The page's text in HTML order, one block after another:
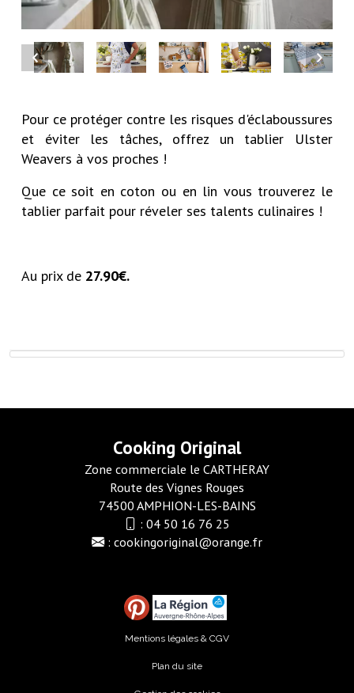
Pour ce protéger contre les risques d'éclaboussures
et éviter les tâches, offrez un tablier Ulster
Weavers à vos proches !
Que ce soit en coton ou en lin vous trouverez le
tablier parfait pour réveler ses talents culinaires !
Au prix de 27.90€.
Cooking Original
Zone commerciale le CARTHERAY
Route des Vignes Rouges
74500 AMPHION-LES-BAINS
: 04 50 16 76 25
: cookingoriginal@orange.fr
Mentions légales & CGV
Plan du site